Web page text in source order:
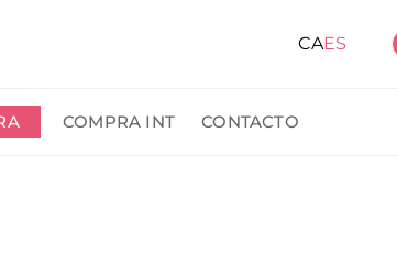
CAES
COMPRA INT CONTACTO